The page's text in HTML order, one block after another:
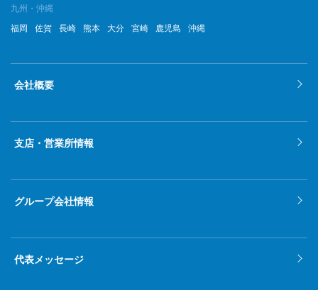
九州・沖縄
福岡
佐賀 長崎 熊本 大分 宮崎 鹿児島 沖縄
会社概要
支店・営業所情報
グループ会社情報
代表メッセージ